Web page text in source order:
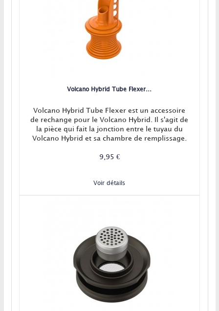
Volcano Hybrid Tube Flexer...
Volcano Hybrid Tube Flexer est un accessoire
de rechange pour le Volcano Hybrid. Il s'agit de
la pièce qui fait la jonction entre le tuyau du
Volcano Hybrid et sa chambre de remplissage.
9,95 €
Voir détails